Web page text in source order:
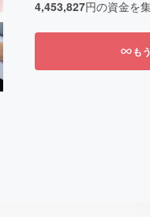
4,453,827円の資金を
も